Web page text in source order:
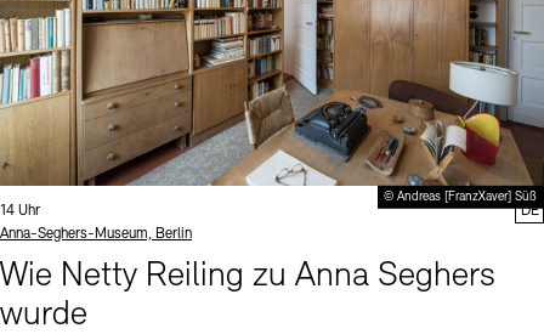
© Andreas [FranzXaver] Süß
Uhrzeit:
14 Uhr
Standort
Anna-Seghers-Museum, Berlin
Wie Netty Reiling zu Anna Seghers
wurde
DE